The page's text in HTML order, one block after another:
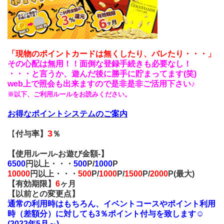
「現物のポイントカードは無くしたり、バレたり・・・」
その心配は無用！！面倒な登録手続きも必要なし！
・・・と言うか、遊んだ後に勝手に貯まってます(笑)
web上で照会も出来ますので是非是非ご活用下さい♪
※以下、ご利用ルールをお読みください。
お得なポイントシステムのご案内
【付与率】 3％
【使用ルール-お遊び金額-】
6500円以上・・・ 500P/1000P
10000円以上・・・ 500P/1000P/1500P/2000P(最大)
【有効期限】 6ヶ月
【以前との変更点】
通常の利用時はもちろん、イベントコースやポイント利用
時（差額分）に対しても3％ポイント付与を致します☺